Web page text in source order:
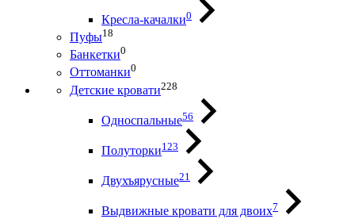
Кресла-качалки0
Пуфы18
Банкетки0
Оттоманки0
Детские кровати228
Односпальные56
Полуторки123
Двухъярусные21
Выдвижные кровати для двоих7